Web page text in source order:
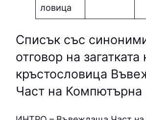
ловица
Списък със
отговор на загатката
кръстословица
Част на Компютърна